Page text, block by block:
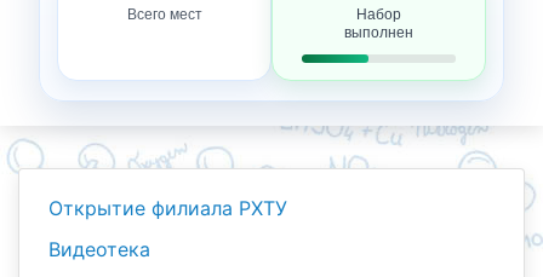
Всего мест
Набор
выполнен
Открытие филиала РХТУ
Видеотека